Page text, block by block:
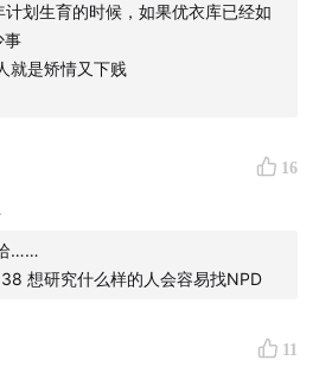
计划生育的时候，如果优衣库已经如
事
就是矫情又下贱
16
……
想研究什么样的人会容易找NPD
11